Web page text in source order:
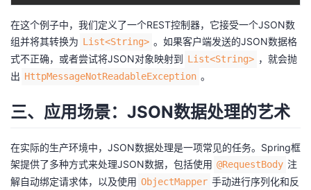
在这个例子中，我们定义了一个REST控制器，它接受一个JSON数
组并将其转换为 List<String> 。如果客户端发送的JSON数据格
式不正确，或者尝试将JSON对象映射到 List<String> ，就会抛
出 HttpMessageNotReadableException 。
三、应用场景：JSON数据处理的艺术
在实际的生产环境中，JSON数据处理是一项常见的任务。Spring框
架提供了多种方式来处理JSON数据，包括使用 @RequestBody 注
解自动绑定请求体，以及使用 ObjectMapper 手动进行序列化和反